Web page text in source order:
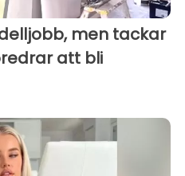
men tackar
att bli